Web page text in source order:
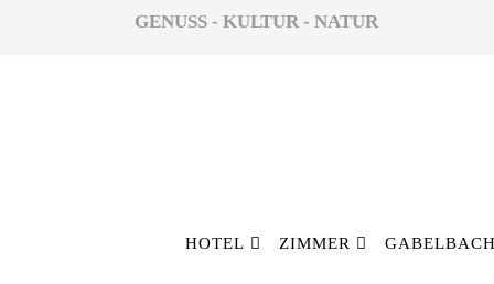
GENUSS - KULTUR - NATUR
HOTEL ZIMMER